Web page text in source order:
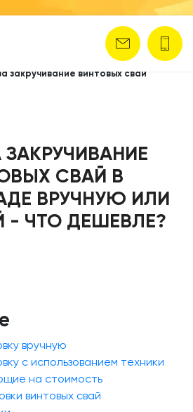
закручивание винтовых свай
ЗАКРУЧИВАНИЕ
СВАЙ В
ВРУЧНУЮ ИЛИ
ЧТО ДЕШЕВЛЕ?
вручную
с использованием техники
на стоимость
винтовых свай